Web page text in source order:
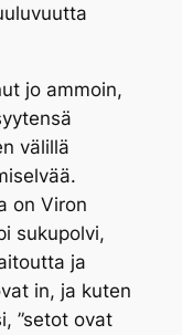
jo ammoin,
välillä
on Viron
sukupolvi,
ja
in, ja kuten
”setot ovat